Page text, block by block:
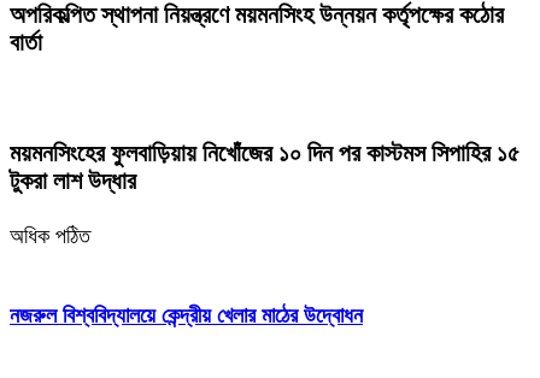
অপরিকল্পিত স্থাপনা নিয়ন্ত্রণে ময়মনসিংহ উন্নয়ন কর্তৃপক্ষের কঠোর
বার্তা
ময়মনসিংহের ফুলবাড়িয়ায় নিখোঁজের ১০ দিন পর কাস্টমস সিপাহির ১৫
টুকরা লাশ উদ্ধার
অধিক পঠিত
নজরুল বিশ্ববিদ্যালয়ে কেন্দ্রীয় খেলার মাঠের উদ্বোধন